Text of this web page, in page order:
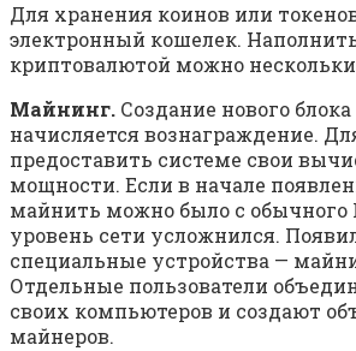
Для хранения коинов или
электронный кошелек.
криптовалютой можно
Майнинг. Создание нового
начисляется вознаграждение.
предоставить системе свои
мощности. Если в начале
майнить можно было с обычного
уровень сети усложнился.
специальные устройства —
Отдельные пользователи
своих компьютеров и создают
майнеров.